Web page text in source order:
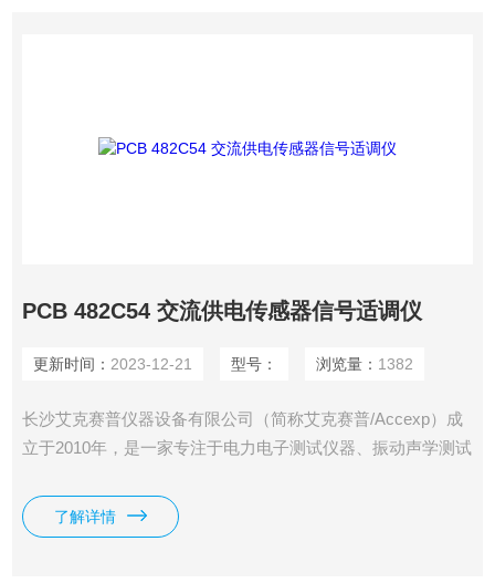
PCB 482C54 交流供电传感器信号适调仪
更新时间： 2023-12-21 型号： 浏览量： 1382
长沙艾克赛普仪器设备有限公司（简称艾克赛普/Accexp）成
立于2010年，是一家专注于电力电子测试仪器、振动声学测试
公司。公司具有10余年从业经验，拥有**的研发技术团队和销
售团队。PCB 482C54 交流供电传感器信号适调仪。
了解详情